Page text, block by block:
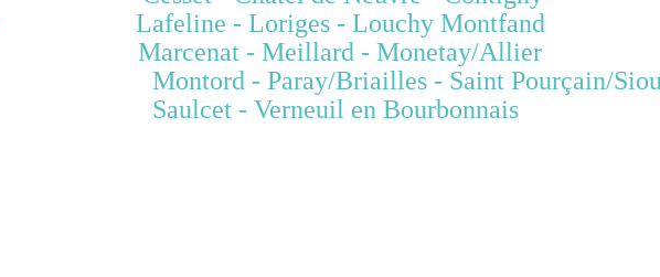
Lafeline - Loriges - Louchy Montfand
- Meillard - Monetay/Allier
- Paray/Briailles - Saint Pourçain/
- Verneuil en Bourbonnais